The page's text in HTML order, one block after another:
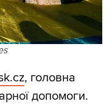
, головна
допомоги.